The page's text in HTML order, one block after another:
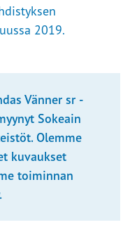
2019.
Vänner sr -
Sokeain
Olemme
kuvaukset
toiminnan